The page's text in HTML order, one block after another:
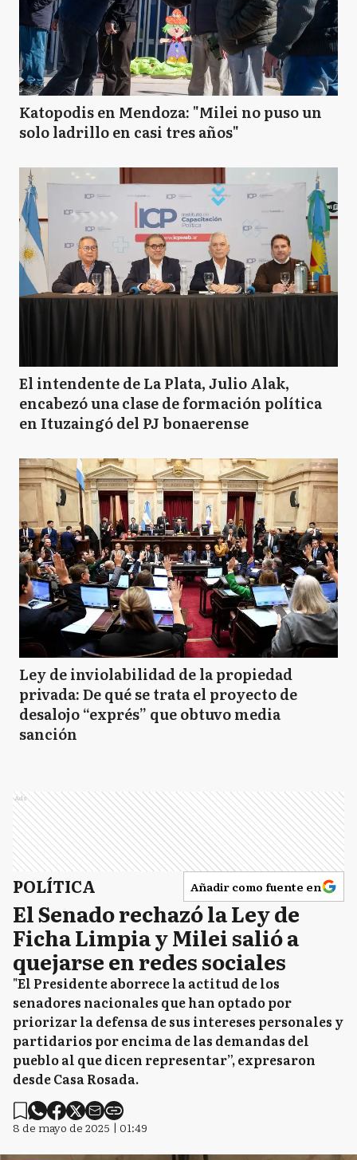
Katopodis en Mendoza: "Milei no puso un
solo ladrillo en casi tres años"
El intendente de La Plata, Julio Alak,
encabezó una clase de formación política
en Ituzaingó del PJ bonaerense
Ley de inviolabilidad de la propiedad
privada: De qué se trata el proyecto de
desalojo “exprés” que obtuvo media
sanción
Ads
POLÍTICA Añadir como fuente en
El Senado rechazó la Ley de
Ficha Limpia y Milei salió a
quejarse en redes sociales
"El Presidente aborrece la actitud de los
senadores nacionales que han optado por
priorizar la defensa de sus intereses personales y
partidarios por encima de las demandas del
pueblo al que dicen representar”, expresaron
desde Casa Rosada.
8 de mayo de 2025 | 01:49